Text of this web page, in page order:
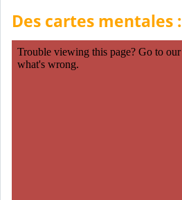
Des cartes mentales :